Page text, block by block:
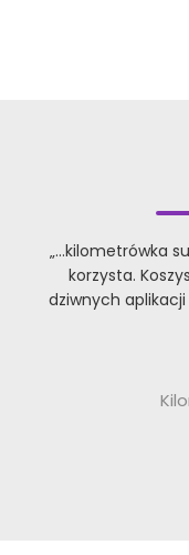
„…kilometrówka
korzysta.
dziwnych